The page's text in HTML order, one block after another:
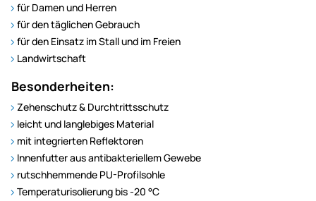
für Damen und Herren
für den täglichen Gebrauch
für den Einsatz im Stall und im Freien
Landwirtschaft
Besonderheiten:
Zehenschutz & Durchtrittsschutz
leicht und langlebiges Material
mit integrierten Reflektoren
Innenfutter aus antibakteriellem Gewebe
rutschhemmende PU-Profilsohle
Temperaturisolierung bis -20 °C